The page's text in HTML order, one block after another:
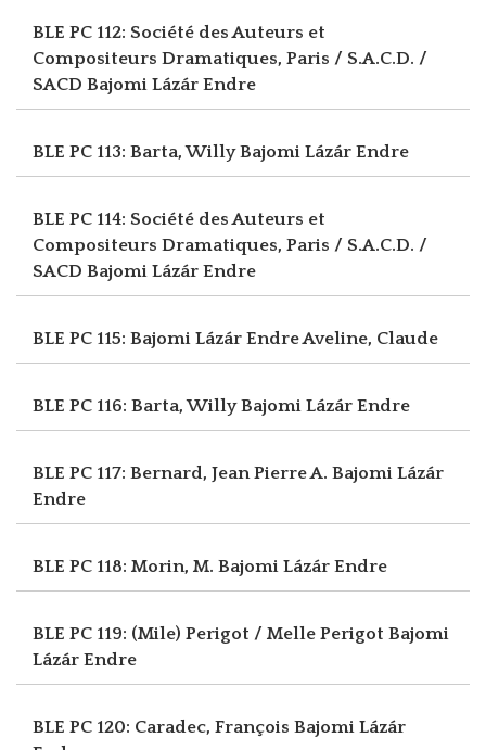
BLE PC 112: Société des Auteurs et
Compositeurs Dramatiques, Paris / S.A.C.D. /
SACD Bajomi Lázár Endre
BLE PC 113: Barta, WillyBajomi Lázár Endre
BLE PC 114: Société des Auteurs et
Compositeurs Dramatiques, Paris / S.A.C.D. /
SACD Bajomi Lázár Endre
BLE PC 115: Bajomi Lázár EndreAveline, Claude
BLE PC 116: Barta, WillyBajomi Lázár Endre
BLE PC 117: Bernard, Jean Pierre A. Bajomi Lázár
Endre
BLE PC 118: Morin, M. Bajomi Lázár Endre
BLE PC 119: (Mile) Perigot / Melle Perigot Bajomi
Lázár Endre
BLE PC 120: Caradec, François Bajomi Lázár